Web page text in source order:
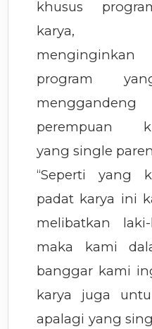
khusus
karya,
program
perempuan
yang single
“Seperti yang
padat karya ini
melibatkan
maka kami
banggar kami
karya juga
apalagi yang